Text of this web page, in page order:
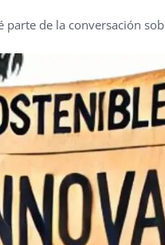
de la conversación